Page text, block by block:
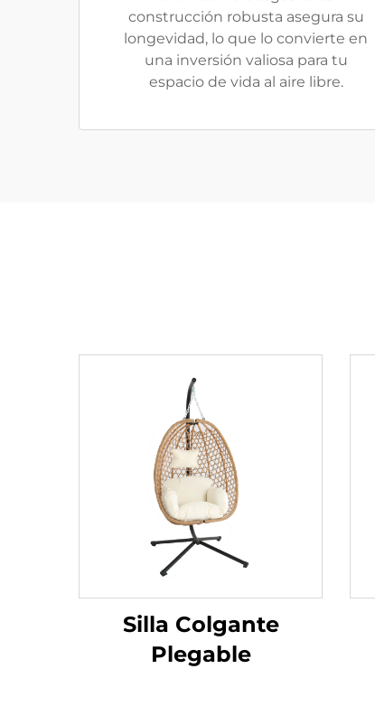
construcción robusta asegura su
longevidad, lo que lo convierte en
una inversión valiosa para tu
espacio de vida al aire libre.
Silla Colgante
Plegable